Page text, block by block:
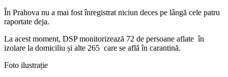
În Prahova nu a mai fost înregistrat niciun deces pe lângă cele patru
raportate deja.
La acest moment, DSP monitorizează 72 de persoane aflate în
izolare la domiciliu și alte 265 care se află în carantină.
Foto ilustrație